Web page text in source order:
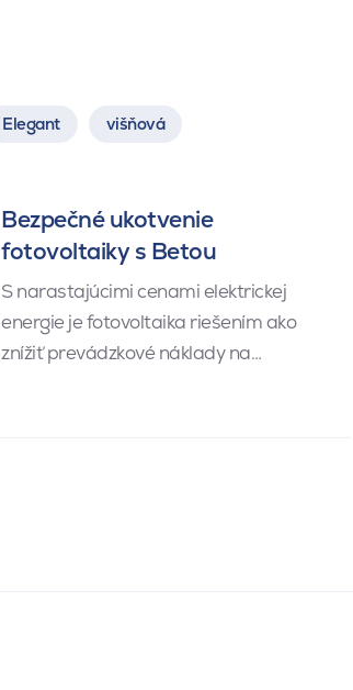
Elegant višňová
Bezpečné ukotvenie
fotovoltaiky s Betou
S narastajúcimi cenami elektrickej
energie je fotovoltaika riešením ako
znížiť prevádzkové náklady na…